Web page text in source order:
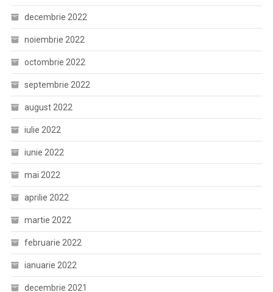
decembrie 2022
noiembrie 2022
octombrie 2022
septembrie 2022
august 2022
iulie 2022
iunie 2022
mai 2022
aprilie 2022
martie 2022
februarie 2022
ianuarie 2022
decembrie 2021